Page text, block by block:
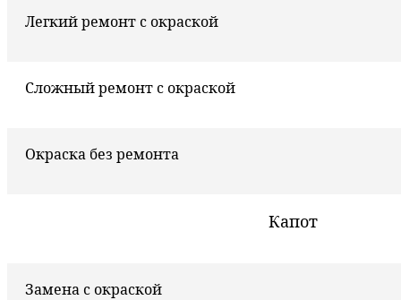
Легкий ремонт с окраской
Сложный ремонт с окраской
Окраска без ремонта
Капот
Замена с окраской